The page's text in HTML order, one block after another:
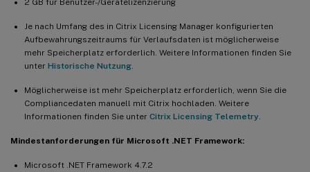
Je nach Umfang des in Citrix Licensing Manager konfigurierten
Aufbewahrungszeitraums für Verlaufsdaten ist möglicherweise
mehr Speicherplatz erforderlich. Weitere Informationen finden Sie
unter Historische Nutzung
Möglicherweise ist mehr Speicherplatz erforderlich, wenn Sie die
Compliancedaten manuell mit Citrix hochladen. Weitere
Informationen finden Sie unter Citrix Licensing Telemetry
Mindestanforderungen für Microsoft .NET Framework:
Microsoft .NET Framework 4.7.2